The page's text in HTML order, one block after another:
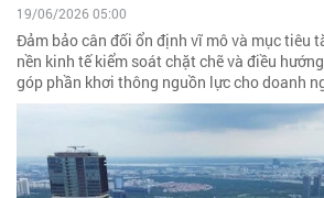
19/06/2026 05:00
Đảm bảo cân đối ổn định vĩ mô và mục tiêu
nền kinh tế kiểm soát chặt chẽ và điều
góp phần khơi thông nguồn lực cho doanh